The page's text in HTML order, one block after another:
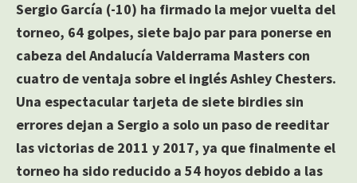
Sergio García (-10) ha firmado la mejor vuelta del
torneo, 64 golpes, siete bajo par para ponerse en
cabeza del Andalucía Valderrama Masters con
cuatro de ventaja sobre el inglés Ashley Chesters.
Una espectacular tarjeta de siete birdies sin
errores dejan a Sergio a solo un paso de reeditar
las victorias de 2011 y 2017, ya que finalmente el
torneo ha sido reducido a 54 hoyos debido a las